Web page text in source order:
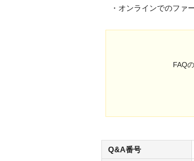
・オンラインでのファ
FAQ
Q&A番号